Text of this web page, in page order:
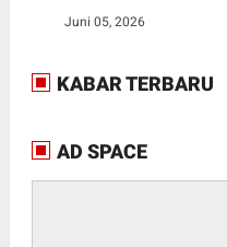
Juni 05, 2026
KABAR TERBARU
AD SPACE